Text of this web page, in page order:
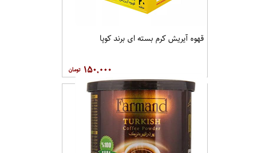
قهوه آيريش کرم بسته ای برند کوپا
۱۵۰,۰۰۰